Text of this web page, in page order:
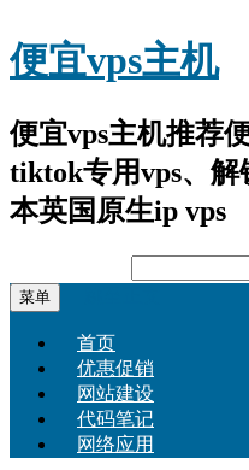
便宜vps主机
便宜vps主机推荐
tiktok专用vps、解
本英国原生ip vps
索：
菜单
首页
优惠促销
网站建设
代码笔记
网络应用